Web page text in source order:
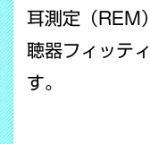
耳測定（REM
聴器フィッテ
す。